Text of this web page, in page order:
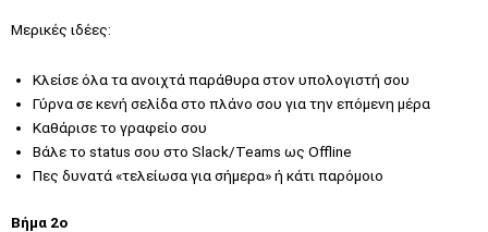
Μερικές ιδέες:
Κλείσε όλα τα ανοιχτά παράθυρα στον υπολογιστή σου
Γύρνα σε κενή σελίδα στο πλάνο σου για την επόμενη μέρα
Καθάρισε το γραφείο σου
Βάλε το status σου στο Slack/Teams ως Offline
Πες δυνατά «τελείωσα για σήμερα» ή κάτι παρόμοιο
Βήμα 2ο